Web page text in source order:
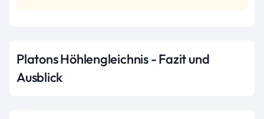
Platons Höhlengleichnis - Fazit und
Ausblick